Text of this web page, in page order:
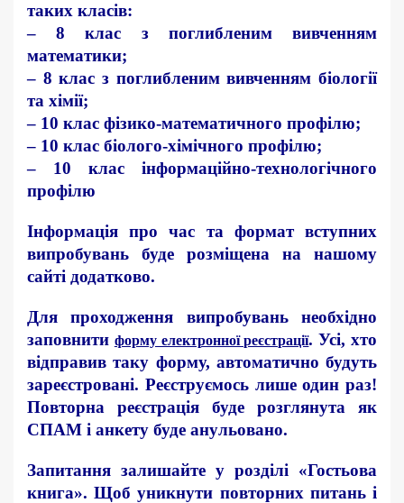
таких класів:
– 8 клас з поглибленим вивченням
математики;
– 8 клас з поглибленим вивченням біології
та хімії;
– 10 клас фізико-математичного профілю;
– 10 клас біолого-хімічного профілю;
– 10 клас інформаційно-технологічного
профілю
Інформація про час та формат вступних
випробувань буде розміщена на нашому
сайті додатково.
Для проходження випробувань необхідно
заповнити форму електронної реєстрації. Усі, хто
відправив таку форму, автоматично будуть
зареєстровані. Реєструємось лише один раз!
Повторна реєстрація буде розглянута як
СПАМ і анкету буде анульовано.
Запитання залишайте у розділі «Гостьова
книга». Щоб уникнути повторних питань і